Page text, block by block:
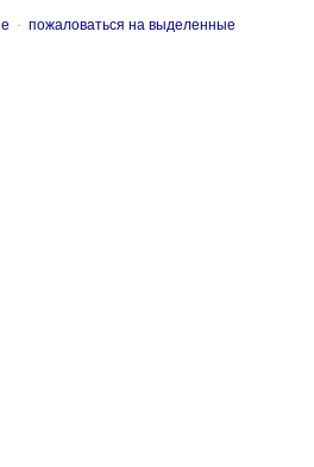
- пожаловаться на выделенные